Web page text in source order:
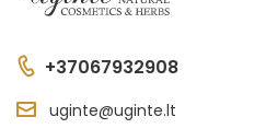
+37067932908
uginte@uginte.lt